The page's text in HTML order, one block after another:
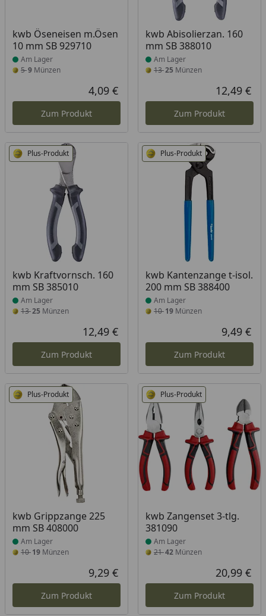
kwb Öseneisen m.Ösen
10 mm SB 929710
Produkt am Lager
Am Lager
59 Münzen
Aktueller Preis
4,09 €
Zum Produkt
kwb Abisolierzan. 160
mm SB 388010
Produkt am Lager
Am Lager
1325 Münzen
12,49 €
Zum Produkt
Plus-Produkt
kwb Kraftvornsch. 160
mm SB 385010
Produkt am Lager
Am Lager
1325 Münzen
Aktueller Preis
12,49 €
Zum Produkt
Plus-Produkt
kwb Kantenzange t-isol.
200 mm SB 388400
Produkt am Lager
Am Lager
1019Münzen
9,49 €
Zum Produkt
Plus-Produkt
kwb Grippzange 225
mm SB 408000
Produkt am Lager
Am Lager
1019 Münzen
Aktueller Preis
9,29 €
Zum Produkt
Plus-Produkt
kwb Zangenset 3-tlg.
381090
Produkt am Lager
Am Lager
2142Münzen
20,99 €
Zum Produkt